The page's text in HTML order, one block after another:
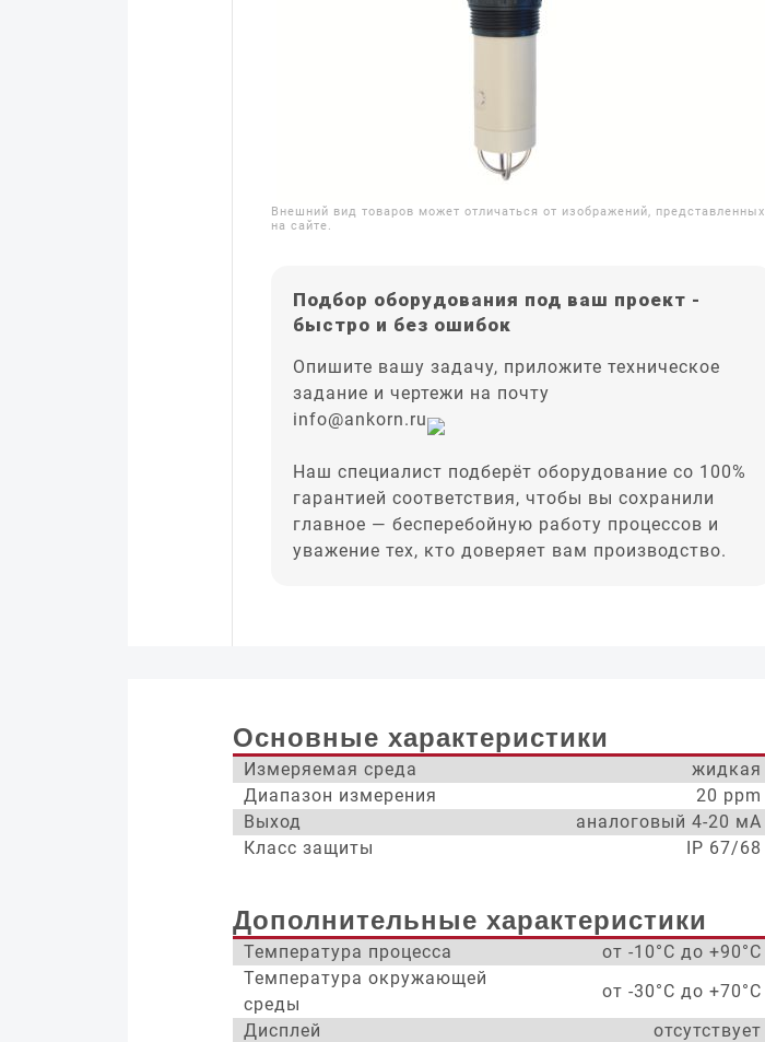
Внешний вид товаров может отличаться от изображений, представленных
на сайте.
Подбор оборудования под ваш проект -
быстро и без ошибок
Опишите вашу задачу, приложите техническое
задание и чертежи на почту
info@ankorn.ru
Наш специалист подберёт оборудование со 100%
гарантией соответствия, чтобы вы сохранили
главное — бесперебойную работу процессов и
уважение тех, кто доверяет вам производство.
Основные характеристики
Измеряемая среда
жидкая
Диапазон измерения
20 ppm
Выход
аналоговый 4-20 мА
Класс защиты
IP 67/68
Дополнительные характеристики
Температура процесса
от -10°С до +90°С
Температура окружающей
среды
от -30°С до +70°С
Дисплей
отсутствует